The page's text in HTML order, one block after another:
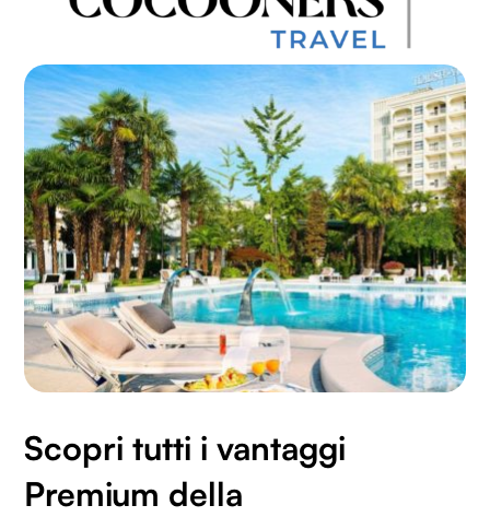
Scopri tutti i vantaggi
Premium della